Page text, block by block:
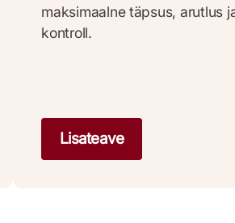
maksimaalne täpsus, arutlus
kontroll.
Lisateave